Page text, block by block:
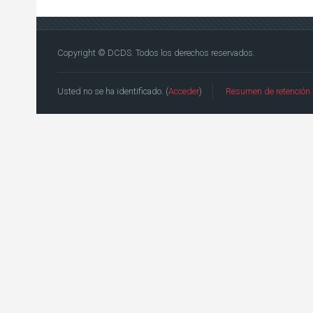
Copyright © DCDS. Todos los derechos reservados.
Usted no se ha identificado. (Acceder) Resumen de retención